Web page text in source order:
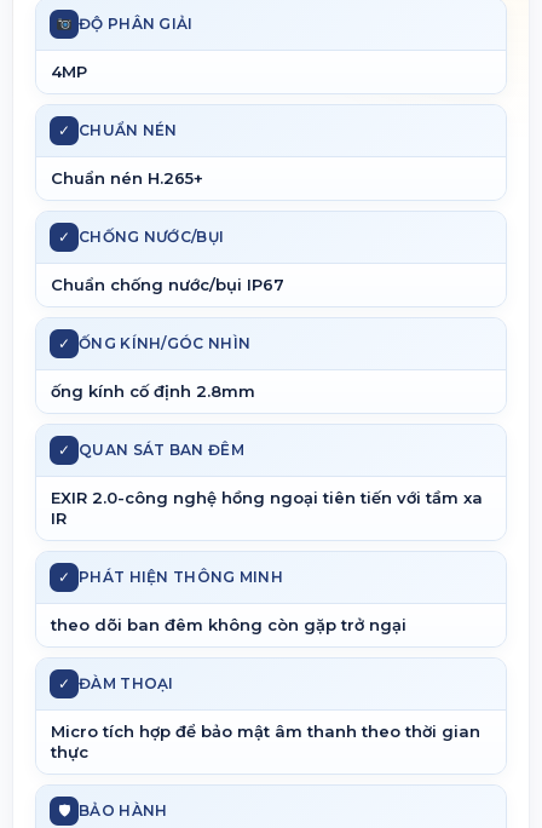
ĐỘ PHÂN GIẢI
4MP
✓ CHUẨN NÉN
Chuẩn nén H.265+
✓ CHỐNG NƯỚC/BỤI
Chuẩn chống nước/bụi IP67
✓ ỐNG KÍNH/GÓC NHÌN
ống kính cố định 2.8mm
✓ QUAN SÁT BAN ĐÊM
EXIR 2.0-công nghệ hồng ngoại tiên tiến với tầm xa
IR
✓ PHÁT HIỆN THÔNG MINH
theo dõi ban đêm không còn gặp trở ngại
✓ ĐÀM THOẠI
Micro tích hợp để bảo mật âm thanh theo thời gian
thực
🛡 BẢO HÀNH